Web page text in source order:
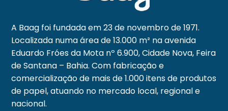
A Baag foi fundada em 23 de novembro de 1971.
Localizada numa área de 13.000 m² na avenida
Eduardo Fróes da Mota nº 6.900, Cidade Nova, Feira
de Santana – Bahia. Com fabricação e
comercialização de mais de 1.000 itens de produtos
de papel, atuando no mercado local, regional e
nacional.